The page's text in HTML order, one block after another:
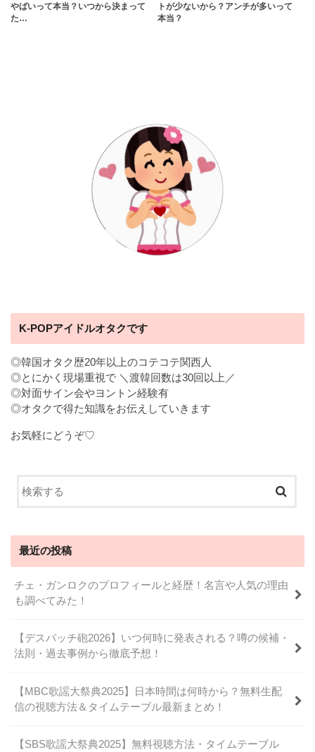
やばいって本当？いつから決まって
た…
トが少ないから？アンチが多いって
本当？
K-POPアイドルオタクです
◎韓国オタク歴20年以上のコテコテ関西人
◎とにかく現場重視で ＼渡韓回数は30回以上／
◎対面サイン会やヨントン経験有
◎オタクで得た知識をお伝えしていきます
お気軽にどうぞ♡
最近の投稿
チェ・ガンロクのプロフィールと経歴！名言や人気の理由
も調べてみた！
【デスパッチ砲2026】いつ何時に発表される？噂の候補・
法則・過去事例から徹底予想！
【MBC歌謡大祭典2025】日本時間は何時から？無料生配
信の視聴方法＆タイムテーブル最新まとめ！
【SBS歌謡大祭典2025】無料視聴方法・タイムテーブル